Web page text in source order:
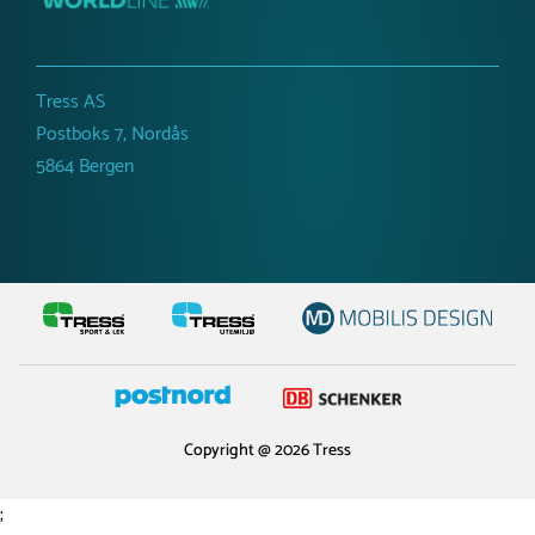
Tress AS
Postboks 7, Nordås
5864 Bergen
Copyright @ 2026 Tress
;